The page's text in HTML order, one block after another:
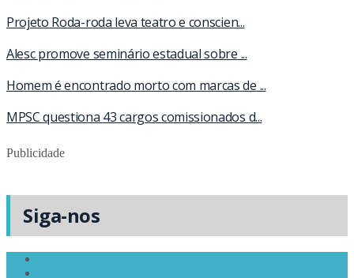
Projeto Roda-roda leva teatro e conscien...
Alesc promove seminário estadual sobre ...
Homem é encontrado morto com marcas de ...
MPSC questiona 43 cargos comissionados d...
Publicidade
Siga-nos